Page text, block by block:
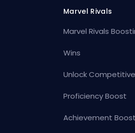
Marvel Rivals
Marvel Rivals
Wins
Unlock Competitive
Proficiency Boost
Achievement Boost